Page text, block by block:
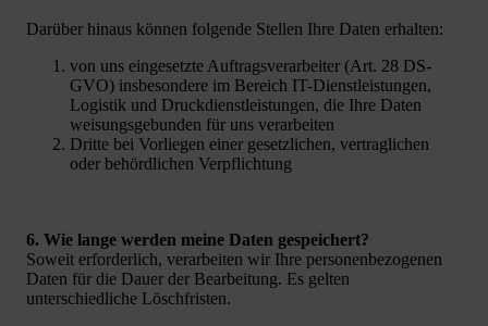
Darüber hinaus können folgende Stellen Ihre Daten erhalten:
von uns eingesetzte Auftragsverarbeiter (Art. 28 DS-
GVO) insbesondere im Bereich IT-Dienstleistungen,
Logistik und Druckdienstleistungen, die Ihre Daten
weisungsgebunden für uns verarbeiten
Dritte bei Vorliegen einer gesetzlichen, vertraglichen
oder behördlichen Verpflichtung
6. Wie lange werden meine Daten gespeichert?
Soweit erforderlich, verarbeiten wir Ihre personenbezogenen
Daten für die Dauer der Bearbeitung. Es gelten
unterschiedliche Löschfristen.